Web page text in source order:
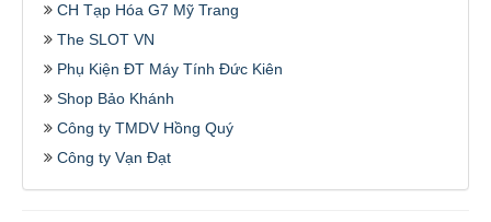
CH Tạp Hóa G7 Mỹ Trang
The SLOT VN
Phụ Kiện ĐT Máy Tính Đức Kiên
Shop Bảo Khánh
Công ty TMDV Hồng Quý
Công ty Vạn Đạt